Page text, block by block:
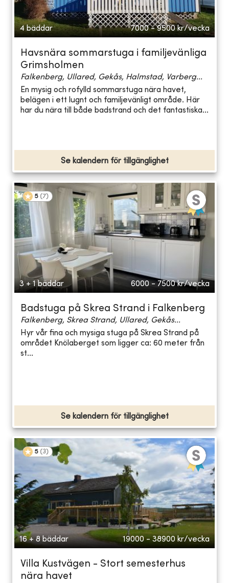
4 bäddar 7000 - 9500 kr/vecka
Havsnära sommarstuga i familjevänliga
Grimsholmen
Falkenberg, Ullared, Gekås, Halmstad, Varberg...
En mysig och rofylld sommarstuga nära havet,
belägen i ett lugnt och familjevänligt område. Här
har du nära till både badstrand och det fantastiska...
Se kalendern för tillgänglighet
5 (7)
3 + 1 bäddar 6000 - 7500 kr/vecka
Badstuga på Skrea Strand i Falkenberg
Falkenberg, Skrea Strand, Ullared, Gekås...
Hyr vår fina och mysiga stuga på Skrea Strand på
området Knölaberget som ligger ca: 60 meter från
st...
Se kalendern för tillgänglighet
5 (3)
16 + 8 bäddar 19000 - 38900 kr/vecka
Villa Kustvägen - Stort semesterhus
nära havet